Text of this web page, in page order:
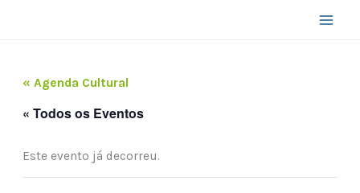
« Agenda Cultural
« Todos os Eventos
Este evento já decorreu.